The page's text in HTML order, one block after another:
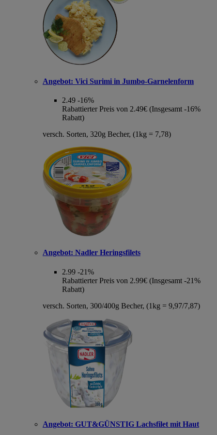
Angebot: Vici Surimi in Jumbo-Garnelenform
2.49 -16%
Rabattierter Preis von 2.49€ (Insgesamt -16%
Rabatt)
versch. Sorten, 320g Becher, (1kg = 7,78)
Angebot: Nadler Heringsfilets
2.99 -21%
Rabattierter Preis von 2.99€ (Insgesamt -21%
Rabatt)
versch. Sorten, 300/400g Becher, (1kg = 9,97/7,87)
Angebot: GUT&GÜNSTIG Lachsfilet mit Haut